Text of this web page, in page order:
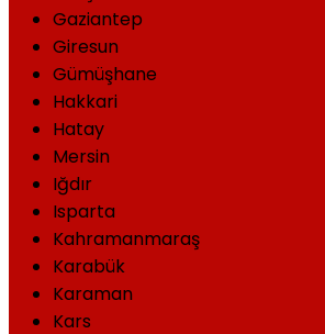
Gaziantep
Giresun
Gümüşhane
Hakkari
Hatay
Mersin
Iğdır
Isparta
Kahramanmaraş
Karabük
Karaman
Kars